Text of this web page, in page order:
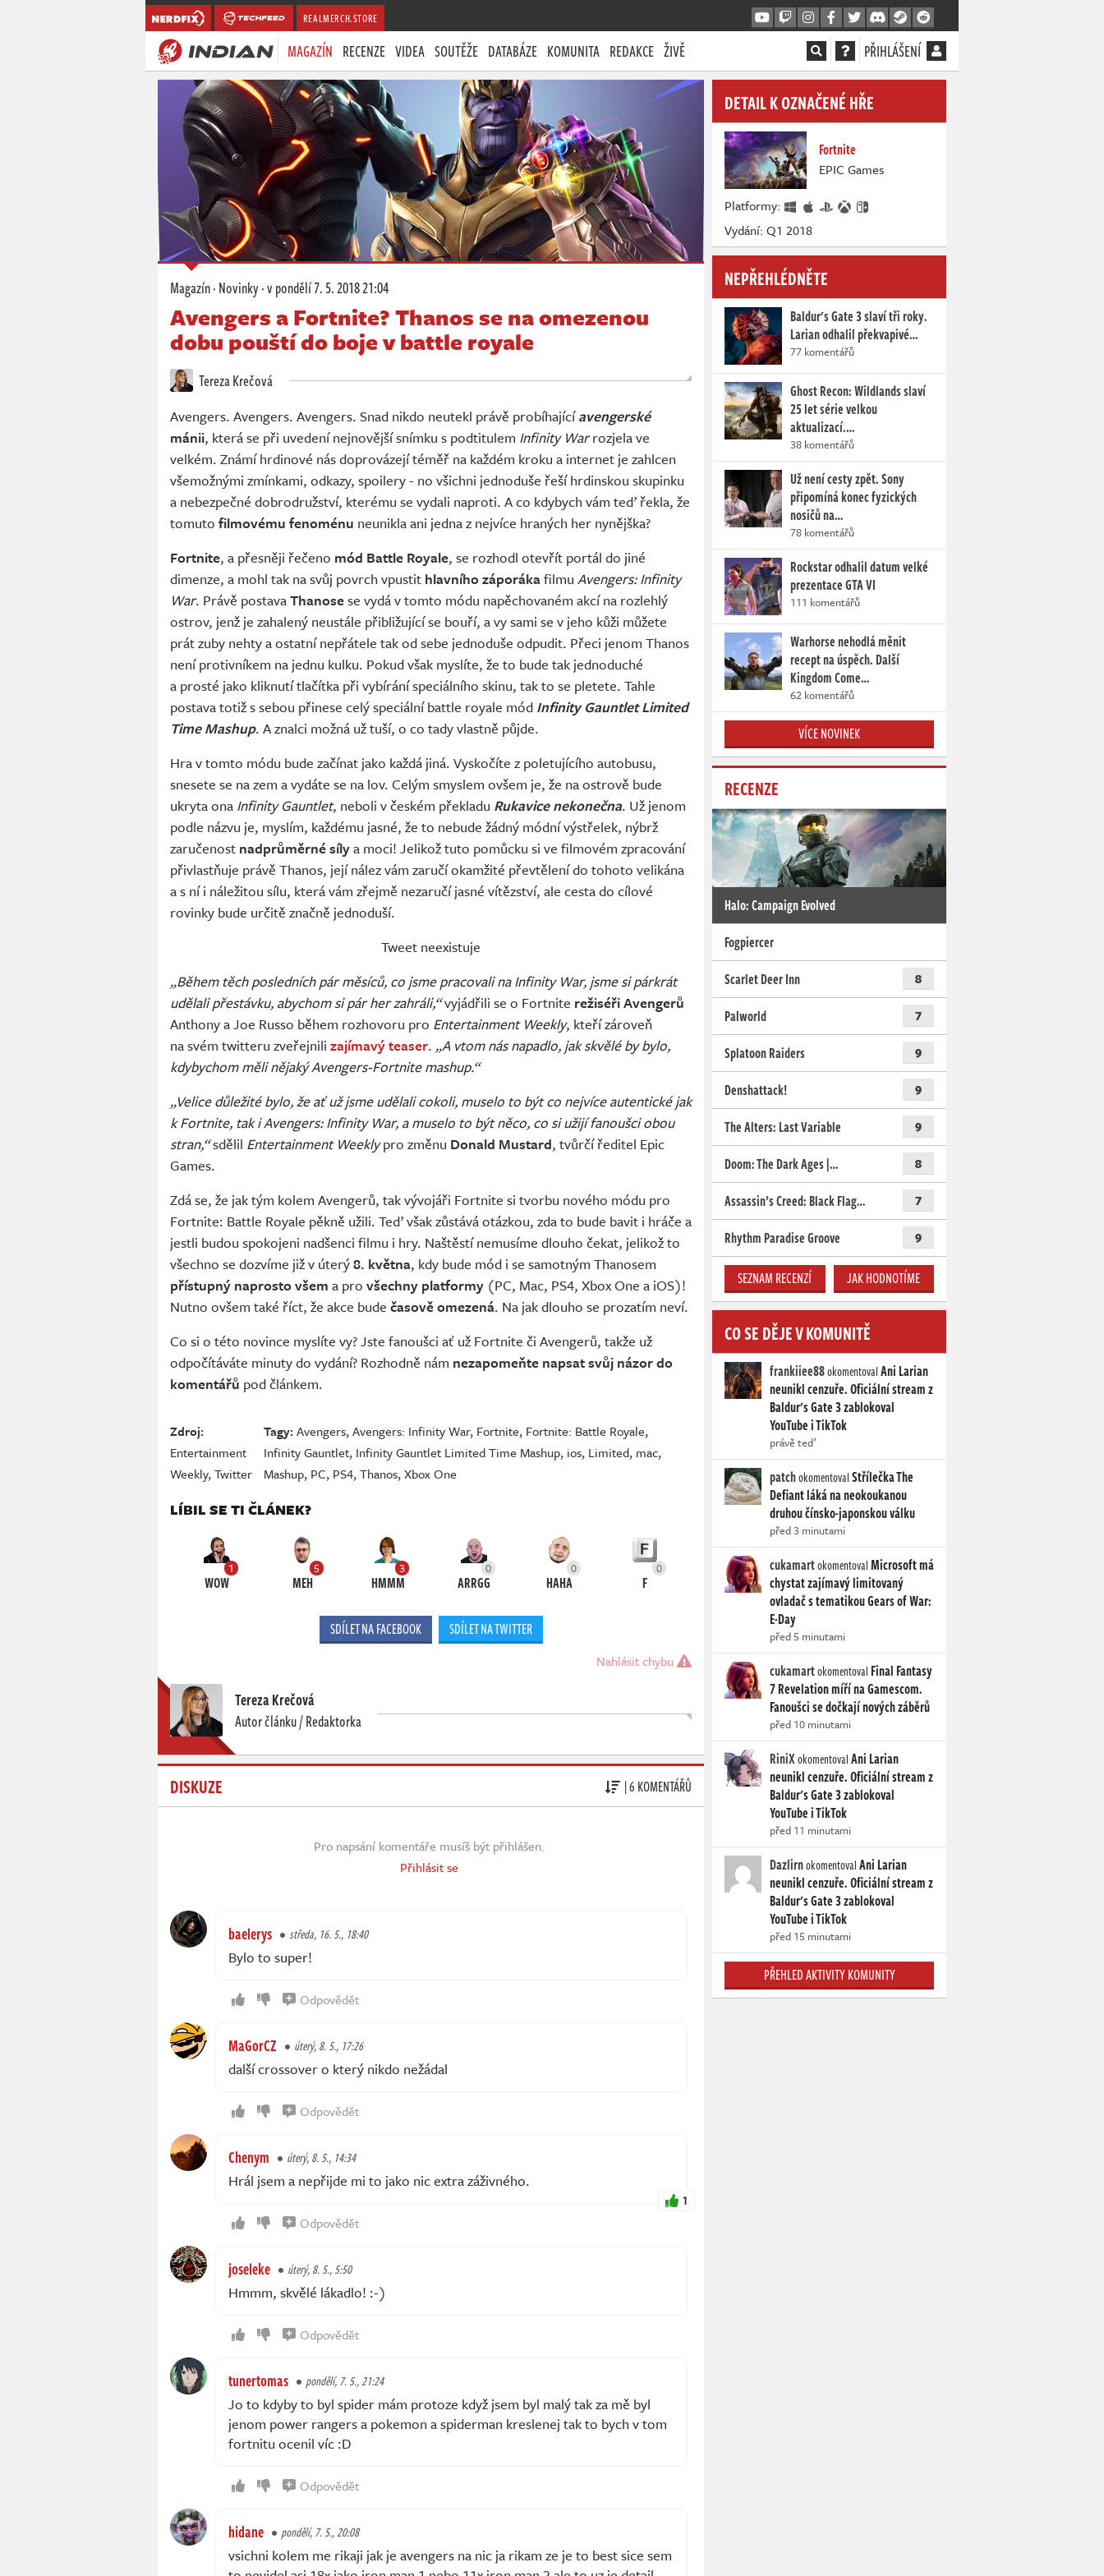
REALMERCH.STORE
MAGAZÍN RECENZE VIDEA SOUTĚŽE DATABÁZE KOMUNITA REDAKCE ŽIVĚ PŘIHLÁŠENÍ
Magazín·Novinky·v pondělí7. 5. 2018 21:04
Avengers a Fortnite? Thanos se na omezenou
dobu pouští do boje v battle royale
Tereza Krečová
Avengers. Avengers. Avengers. Snad nikdo neutekl právě probíhajícíavengerské
mánii, která se při uvedení nejnovější snímku s podtitulem Infinity Warrozjela ve
velkém. Známí hrdinové nás doprovázejí téměř na každém kroku a internet je zahlcen
všemožnými zmínkami, odkazy, spoilery - no všichni jednoduše řeší hrdinskou skupinku
a nebezpečné dobrodružství, kterému se vydali naproti. A co kdybych vám teď řekla, že
tomuto filmovému fenoménu neunikla ani jedna z nejvíce hraných her nynějška?
Fortnite, a přesněji řečeno mód Battle Royale, se rozhodl otevřít portál do jiné
dimenze, a mohl tak na svůj povrch vpustit hlavního záporákafilmu Avengers: Infinity
War. Právě postavaThanosese vydá v tomto módu napěchovaném akcí na rozlehlý
ostrov, jenž je zahalený neustále přibližující se bouří, a vy sami se v jeho kůži můžete
prát zuby nehty a ostatní nepřátele tak od sebe jednoduše odpudit. Přeci jenom Thanos
není protivníkem na jednu kulku. Pokud však myslíte, že to bude tak jednoduché
a prosté jako kliknutí tlačítka při vybírání speciálního skinu, tak to se pletete. Tahle
postava totiž s sebou přinese celý speciální battle royale mód Infinity Gauntlet Limited
Time Mashup. A znalci možná už tuší, o co tady vlastně půjde.
Hra v tomto módu bude začínat jako každá jiná. Vyskočíte z poletujícího autobusu,
snesete se na zem a vydáte se na lov. Celým smyslem ovšem je, že na ostrově bude
ukryta ona Infinity Gauntlet, neboli v českém překladu Rukavice nekonečna. Už jenom
podle názvu je, myslím, každému jasné, že to nebude žádný módní výstřelek, nýbrž
zaručenost nadprůměrné sílya moci! Jelikož tuto pomůcku si ve filmovém zpracování
přivlastňuje právě Thanos, její nález vám zaručí okamžité převtělení do tohoto velikána
a s ní i náležitou sílu, která vám zřejmě nezaručí jasné vítězství, ale cesta do cílové
rovinky bude určitě značně jednoduší.
Tweet neexistuje
„Během těch posledních pár měsíců, co jsme pracovali na Infinity War, jsme si párkrát
udělali přestávku, abychom si pár her zahráli,“vyjádřili se o Fortnite režiséři Avengerů
Anthony a Joe Russo během rozhovoru pro Entertainment Weekly, kteří zároveň
na svém twitteru zveřejnili zajímavý teaser. „A vtom nás napadlo, jak skvělé by bylo,
kdybychom měli nějaký Avengers-Fortnite mashup.“
„Velice důležité bylo, že ať už jsme udělali cokoli, muselo to být co nejvíce autentické jak
k Fortnite, tak i Avengers: Infinity War, a muselo to být něco, co si užijí fanoušci obou
stran,“sdělil Entertainment Weeklypro změnu Donald Mustard, tvůrčí ředitel Epic
Games.
Zdá se, že jak tým kolem Avengerů, tak vývojáři Fortnite si tvorbu nového módu pro
Fortnite: Battle Royale pěkně užili. Teď však zůstává otázkou, zda to bude bavit i hráče a
jestli budou spokojeni nadšenci filmu i hry. Naštěstí nemusíme dlouho čekat, jelikož to
všechno se dozvíme již v úterý8. května, kdy bude mód i se samotným Thanosem
přístupný naprosto všem a pro všechny platformy (PC, Mac, PS4, Xbox One a iOS)!
Nutno ovšem také říct, že akce bude časově omezená. Na jak dlouho se prozatím neví.
Co si o této novince myslíte vy? Jste fanoušci ať už Fortnite či Avengerů, takže už
odpočítáváte minuty do vydání? Rozhodně nám nezapomeňte napsatsvůj názordo
komentářů pod článkem.
Zdroj:
Entertainment
Weekly,Twitter
Tagy: Avengers,Avengers: Infinity War, Fortnite, Fortnite: Battle Royale,
Infinity Gauntlet, Infinity Gauntlet Limited Time Mashup, ios, Limited, mac,
Mashup, PC, PS4,Thanos,Xbox One
LÍBIL SE TI ČLÁNEK?
1
WOW
5
MEH
3
HMMM
0
ARRGG
0
HAHA
0
F
SDÍLET NA FACEBOOK SDÍLET NA TWITTER
Nahlásit chybu
Tereza Krečová
Autor článku / Redaktorka
DISKUZE | 6 KOMENTÁŘŮ
Pro napsání komentáře musíš být přihlášen.
Přihlásit se
baelerys středa, 16. 5., 18:40
Bylo to super!
Odpovědět
MaGorCZ úterý, 8. 5., 17:26
další crossover o který nikdo nežádal
Odpovědět
Chenym úterý, 8. 5., 14:34
Hrál jsem a nepřijde mi to jako nic extra záživného.
1
Odpovědět
joseleke úterý, 8. 5., 5:50
Hmmm, skvělé lákadlo! :-)
Odpovědět
tunertomas pondělí, 7. 5., 21:24
Jo to kdyby to byl spider mám protoze když jsem byl malý tak za mě byl
jenom power rangers a pokemon a spiderman kreslenej tak to bych v tom
fortnitu ocenil víc :D
Odpovědět
hidane pondělí, 7. 5., 20:08
vsichni kolem me rikaji jak je avengers na nic ja rikam ze je to best sice sem
DETAIL K OZNAČENÉ HŘE
Fortnite
EPIC Games
Platformy:
Vydání: Q1 2018
NEPŘEHLÉDNĚTE
Baldur's Gate 3 slaví tři roky.
Larian odhalil překvapivé…
77 komentářů
Ghost Recon: Wildlands slaví
25 let série velkou
aktualizací.…
38 komentářů
Už není cesty zpět. Sony
připomíná konec fyzických
nosičů na…
78 komentářů
Rockstar odhalil datum velké
prezentace GTA VI
111 komentářů
Warhorse nehodlá měnit
recept na úspěch. Další
Kingdom Come…
62 komentářů
VÍCE NOVINEK
RECENZE
Halo: Campaign Evolved
Fogpiercer
Scarlet Deer Inn
8
Palworld 7
Splatoon Raiders 9
Denshattack! 9
The Alters: Last Variable 9
Doom: The Dark Ages |… 8
Assassin’s Creed: Black Flag… 7
Rhythm Paradise Groove 9
SEZNAM RECENZÍ JAK HODNOTÍME
CO SE DĚJE V KOMUNITĚ
frankiiee88okomentovalAni Larian
neunikl cenzuře. Oficiální stream z
Baldur's Gate 3 zablokoval
YouTube i TikTok
právě teď
patchokomentovalStřílečka The
Defiant láká na neokoukanou
druhou čínsko-japonskou válku
před 3 minutami
cukamartokomentovalMicrosoft má
chystat zajímavý limitovaný
ovladač s tematikou Gears of War:
E-Day
před 5 minutami
cukamartokomentoval Final Fantasy
7 Revelation míří na Gamescom.
Fanoušci se dočkají nových záběrů
před 10 minutami
RiniXokomentovalAni Larian
neunikl cenzuře. Oficiální stream z
Baldur's Gate 3 zablokoval
YouTube i TikTok
před 11 minutami
DazlirnokomentovalAni Larian
neunikl cenzuře. Oficiální stream z
Baldur's Gate 3 zablokoval
YouTube i TikTok
před 15 minutami
PŘEHLED AKTIVITY KOMUNITY